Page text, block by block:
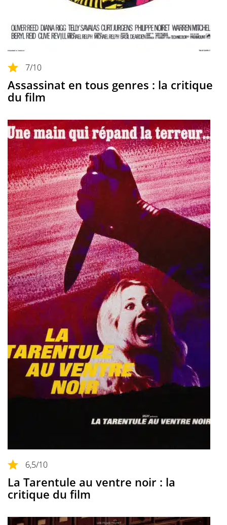
7/10
Assassinat en tous genres : la critique
du film
6,5/10
La Tarentule au ventre noir : la
critique du film